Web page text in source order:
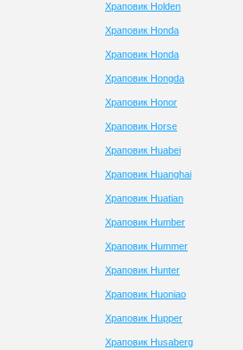
Храповик Holden
Храповик Honda
Храповик Honda
Храповик Hongda
Храповик Honor
Храповик Horse
Храповик Huabei
Храповик Huanghai
Храповик Huatian
Храповик Humber
Храповик Hummer
Храповик Hunter
Храповик Huoniao
Храповик Hupper
Храповик Husaberg